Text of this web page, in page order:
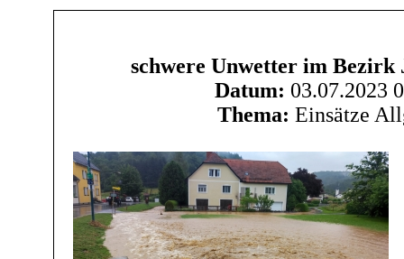
schwere Unwetter im Bezirk
Datum: 03.07.2023
Thema: Einsätze